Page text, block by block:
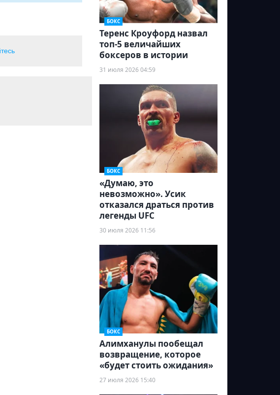
БОКС
Теренс Кроуфорд назвал
топ-5 величайших
боксеров в истории
31 июля 2026 04:59
БОКС
«Думаю, это
невозможно». Усик
отказался драться против
легенды UFC
30 июля 2026 11:56
БОКС
Алимханулы пообещал
возвращение, которое
«будет стоить ожидания»
27 июля 2026 15:40